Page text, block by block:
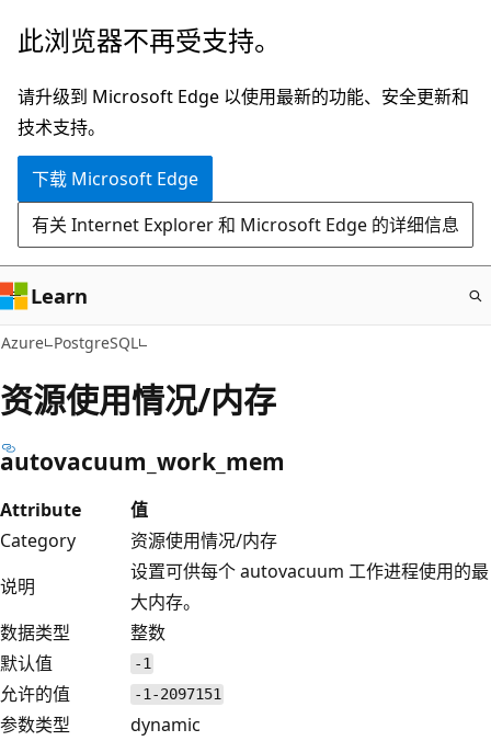
跳
主
要
内
此浏览器不再受支持。
请升级到 Microsoft Edge 以使用最新的功能、安全更新和
技术支持。
下载 Microsoft Edge
有关 Internet Explorer 和 Microsoft Edge 的详细信息
Learn
Azure PostgreSQL
资源使用情况/内存
autovacuum_work_mem
Attribute
值
Category
资源使用情况/内存
说明
设置可供每个 autovacuum 工作进程使用的最
大内存。
数据类型
整数
默认值
-1
允许的值 -1-2097151
参数类型
dynamic